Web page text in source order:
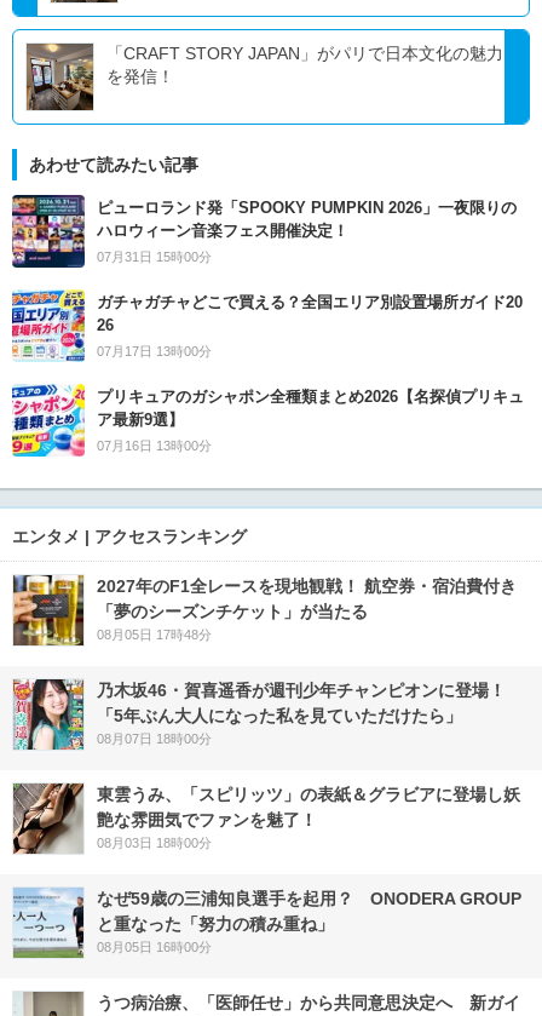
「CRAFT STORY JAPAN」がパリで日本文化の魅力
を発信！
あわせて読みたい記事
ピューロランド発「SPOOKY PUMPKIN 2026」一夜限りの
ハロウィーン音楽フェス開催決定！
07月31日 15時00分
ガチャガチャどこで買える？全国エリア別設置場所ガイド20
26
07月17日 13時00分
プリキュアのガシャポン全種類まとめ2026【名探偵プリキュ
ア最新9選】
07月16日 13時00分
エンタメ | アクセスランキング
2027年のF1全レースを現地観戦！ 航空券・宿泊費付き
「夢のシーズンチケット」が当たる
08月05日 17時48分
乃木坂46・賀喜遥香が週刊少年チャンピオンに登場！
「5年ぶん大人になった私を見ていただけたら」
08月07日 18時00分
東雲うみ、「スピリッツ」の表紙＆グラビアに登場し妖
艶な雰囲気でファンを魅了！
08月03日 18時00分
なぜ59歳の三浦知良選手を起用？ ONODERA GROUP
と重なった「努力の積み重ね」
08月05日 16時00分
うつ病治療、「医師任せ」から共同意思決定へ 新ガイ